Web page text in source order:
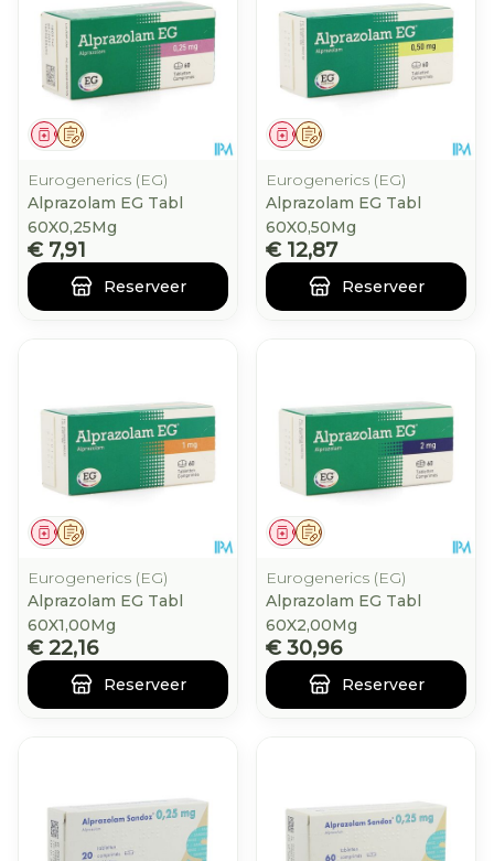
Op voorschrift
Geneesmiddel
Eurogenerics (EG)
Alprazolam EG Tabl
60X0,25Mg
€ 7,91
Reserveer
Op voorschrift
Geneesmiddel
Eurogenerics (EG)
Alprazolam EG Tabl
60X0,50Mg
€ 12,87
Reserveer
Op voorschrift
Geneesmiddel
Eurogenerics (EG)
Alprazolam EG Tabl
60X1,00Mg
€ 22,16
Reserveer
Op voorschrift
Geneesmiddel
Eurogenerics (EG)
Alprazolam EG Tabl
60X2,00Mg
€ 30,96
Reserveer